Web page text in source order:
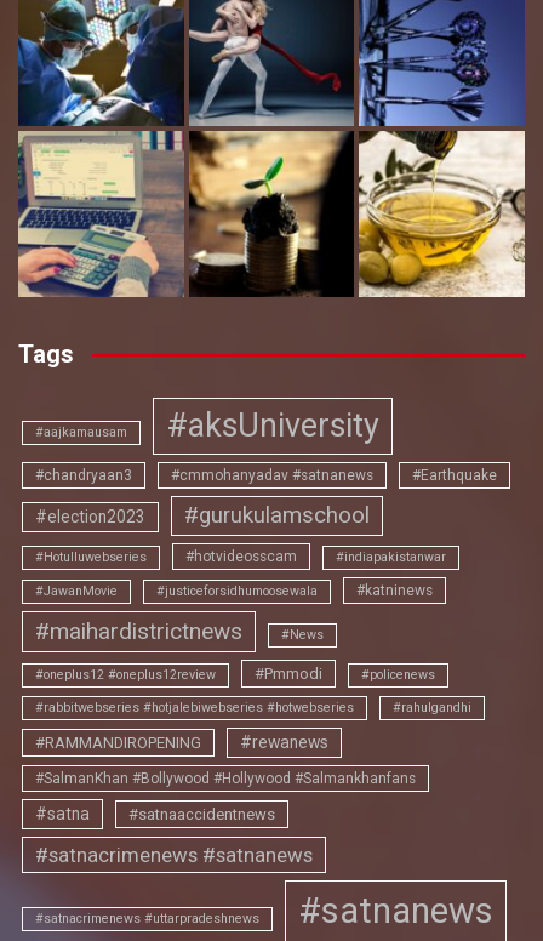
Tags
#aajkamausam #aksUniversity
#chandryaan3 #cmmohanyadav #satnanews #Earthquake
#election2023 #gurukulamschool
#Hotulluwebseries #hotvideosscam #indiapakistanwar
#JawanMovie #justiceforsidhumoosewala #katninews
#maihardistrictnews #News
#oneplus12 #oneplus12review #Pmmodi #policenews
#rabbitwebseries #hotjalebiwebseries #hotwebseries #rahulgandhi
#RAMMANDIROPENING #rewanews
#SalmanKhan #Bollywood #Hollywood #Salmankhanfans
#satna #satnaaccidentnews
#satnacrimenews #satnanews
#satnacrimenews #uttarpradeshnews #satnanews